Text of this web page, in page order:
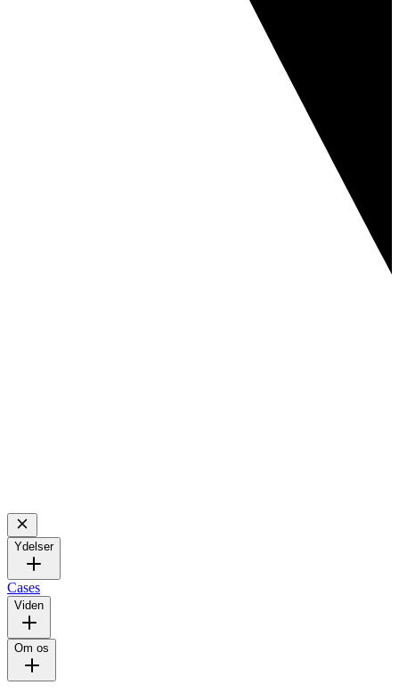
Ydelser
Cases
Viden
Om os